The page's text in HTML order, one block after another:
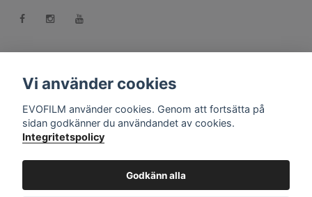
Kontakt:mejla oss. Vill du göra en reklamation använd vår
28 Helsingborg.
© Copyright 2026 EVOFILM Sverige. EVOFILM® EVOGEL®
and EVOBRITE® are registered trademarks. All violations of our
intellectual property rights are prosecuted. All other brands,
logos and trademarks belong to their respective owners. All
Vi använder cookies
EVOFILM använder cookies. Genom att fortsätta på
sidan godkänner du användandet av cookies.
Integritetspolicy
Godkänn alla